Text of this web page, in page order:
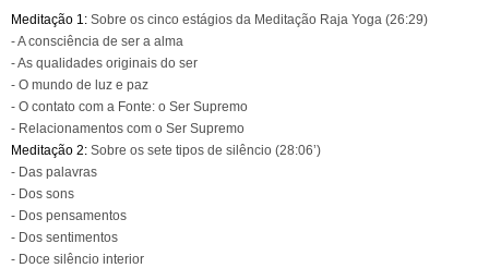
Meditação 1: Sobre os cinco estágios da Meditação Raja Yoga (26:29)
- A consciência de ser a alma
- As qualidades originais do ser
- O mundo de luz e paz
- O contato com a Fonte: o Ser Supremo
- Relacionamentos com o Ser Supremo
Meditação 2: Sobre os sete tipos de silêncio (28:06’)
- Das palavras
- Dos sons
- Dos pensamentos
- Dos sentimentos
- Doce silêncio interior